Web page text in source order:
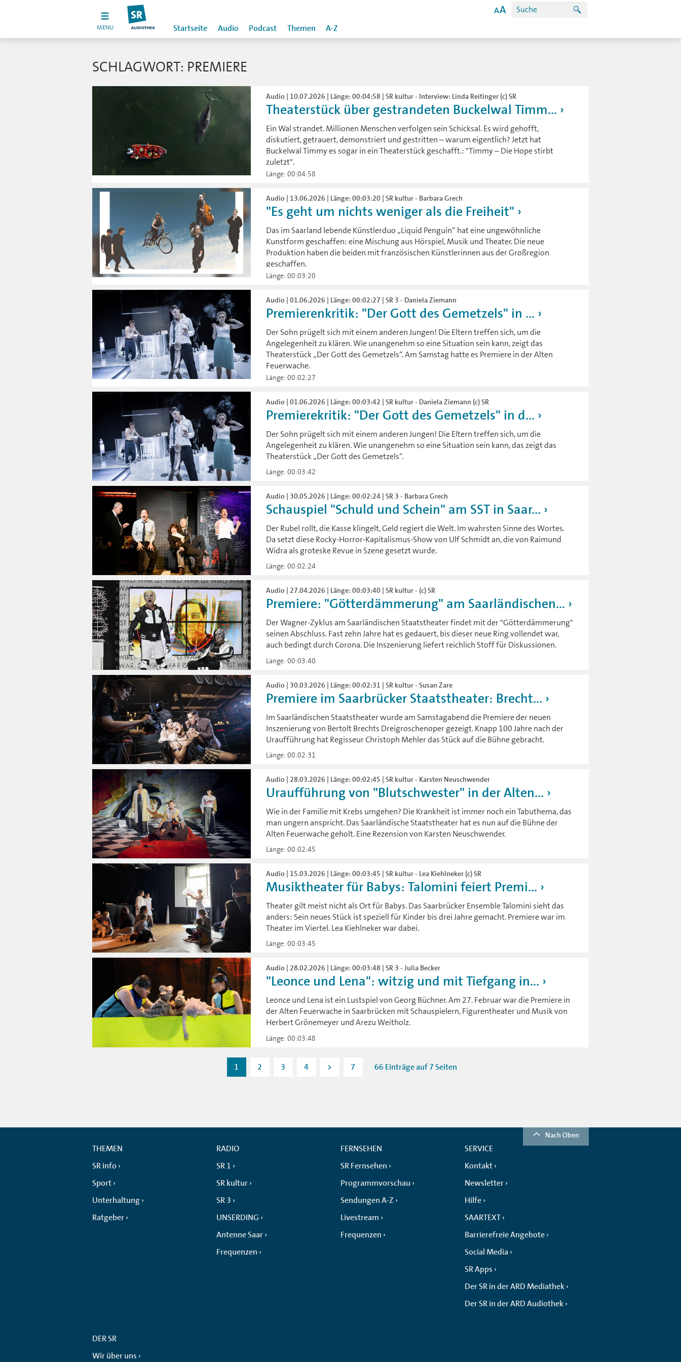
MENU Startseite Audio Podcast Themen A-Z
SCHLAGWORT: PREMIERE
Audio | 10.07.2026 | Länge: 00:04:58 | SR kultur - Interview: Linda Reitinger (c) SR
Theaterstück über gestrandeten Buckelwal Timm...
Ein Wal strandet. Millionen Menschen verfolgen sein Schicksal. Es wird gehofft,
diskutiert, getrauert, demonstriert und gestritten – warum eigentlich? Jetzt hat
Buckelwal Timmy es sogar in ein Theaterstück geschafft.: "Timmy – Die Hope stirbt
zuletzt".
Länge: 00:04:58
Audio | 13.06.2026 | Länge: 00:03:20 | SR kultur - Barbara Grech
"Es geht um nichts weniger als die Freiheit"
Das im Saarland lebende Künstlerduo „Liquid Penguin“ hat eine ungewöhnliche
Kunstform geschaffen: eine Mischung aus Hörspiel, Musik und Theater. Die neue
Produktion haben die beiden mit französischen Künstlerinnen aus der Großregion
geschaffen.
Länge: 00:03:20
Audio | 01.06.2026 | Länge: 00:02:27 | SR 3 - Daniela Ziemann
Premierenkritik: "Der Gott des Gemetzels" in ...
Der Sohn prügelt sich mit einem anderen Jungen! Die Eltern treffen sich, um die
Angelegenheit zu klären. Wie unangenehm so eine Situation sein kann, zeigt das
Theaterstück „Der Gott des Gemetzels“. Am Samstag hatte es Premiere in der Alten
Feuerwache.
Länge: 00:02:27
Audio | 01.06.2026 | Länge: 00:03:42 | SR kultur - Daniela Ziemann (c) SR
Premierekritik: "Der Gott des Gemetzels" in d...
Der Sohn prügelt sich mit einem anderen Jungen! Die Eltern treffen sich, um die
Angelegenheit zu klären. Wie unangenehm so eine Situation sein kann, das zeigt das
Theaterstück „Der Gott des Gemetzels“.
Länge: 00:03:42
Audio | 30.05.2026 | Länge: 00:02:24 | SR 3 - Barbara Grech
Schauspiel "Schuld und Schein" am SST in Saar...
Der Rubel rollt, die Kasse klingelt, Geld regiert die Welt. Im wahrsten Sinne des Wortes.
Da setzt diese Rocky-Horror-Kapitalismus-Show von Ulf Schmidt an, die von Raimund
Widra als groteske Revue in Szene gesetzt wurde.
Länge: 00:02:24
Audio | 27.04.2026 | Länge: 00:03:40 | SR kultur - (c) SR
Premiere: "Götterdämmerung" am Saarländischen...
Der Wagner-Zyklus am Saarländischen Staatstheater findet mit der "Götterdämmerung"
seinen Abschluss. Fast zehn Jahre hat es gedauert, bis dieser neue Ring vollendet war,
auch bedingt durch Corona. Die Inszenierung liefert reichlich Stoff für Diskussionen.
Länge: 00:03:40
Audio | 30.03.2026 | Länge: 00:02:31 | SR kultur - Susan Zare
Premiere im Saarbrücker Staatstheater: Brecht...
Im Saarländischen Staatstheater wurde am Samstagabend die Premiere der neuen
Inszenierung von Bertolt Brechts Dreigroschenoper gezeigt. Knapp 100 Jahre nach der
Uraufführung hat Regisseur Christoph Mehler das Stück auf die Bühne gebracht.
Länge: 00:02:31
Audio | 28.03.2026 | Länge: 00:02:45 | SR kultur - Karsten Neuschwender
Uraufführung von "Blutschwester" in der Alten...
Wie in der Familie mit Krebs umgehen? Die Krankheit ist immer noch ein Tabuthema, das
man ungern anspricht. Das Saarländische Staatstheater hat es nun auf die Bühne der
Alten Feuerwache geholt. Eine Rezension von Karsten Neuschwender.
Länge: 00:02:45
Audio | 15.03.2026 | Länge: 00:03:45 | SR kultur - Lea Kiehlneker (c) SR
Musiktheater für Babys: Talomini feiert Premi...
Theater gilt meist nicht als Ort für Babys. Das Saarbrücker Ensemble Talomini sieht das
anders: Sein neues Stück ist speziell für Kinder bis drei Jahre gemacht. Premiere war im
Theater im Viertel. Lea Kiehlneker war dabei.
Länge: 00:03:45
Audio | 28.02.2026 | Länge: 00:03:48 | SR 3 - Julia Becker
"Leonce und Lena": witzig und mit Tiefgang in...
Leonce und Lena ist ein Lustspiel von Georg Büchner. Am 27. Februar war die Premiere in
der Alten Feuerwache in Saarbrücken mit Schauspielern, Figurentheater und Musik von
Herbert Grönemeyer und Arezu Weitholz.
Länge: 00:03:48
1 2 3 4 > 7 66 Einträge auf 7 Seiten
Nach Oben
THEMEN
SR info
Sport
Unterhaltung
Ratgeber
RADIO
SR 1
SR kultur
SR 3
UNSERDING
Antenne Saar
Frequenzen
FERNSEHEN
SR Fernsehen
Programmvorschau
Sendungen A-Z
Livestream
Frequenzen
SERVICE
Kontakt
Newsletter
Hilfe
SAARTEXT
Barrierefreie Angebote
Social Media
SR Apps
Der SR in der ARD Mediathek
Der SR in der ARD Audiothek
DER SR
Wir über uns